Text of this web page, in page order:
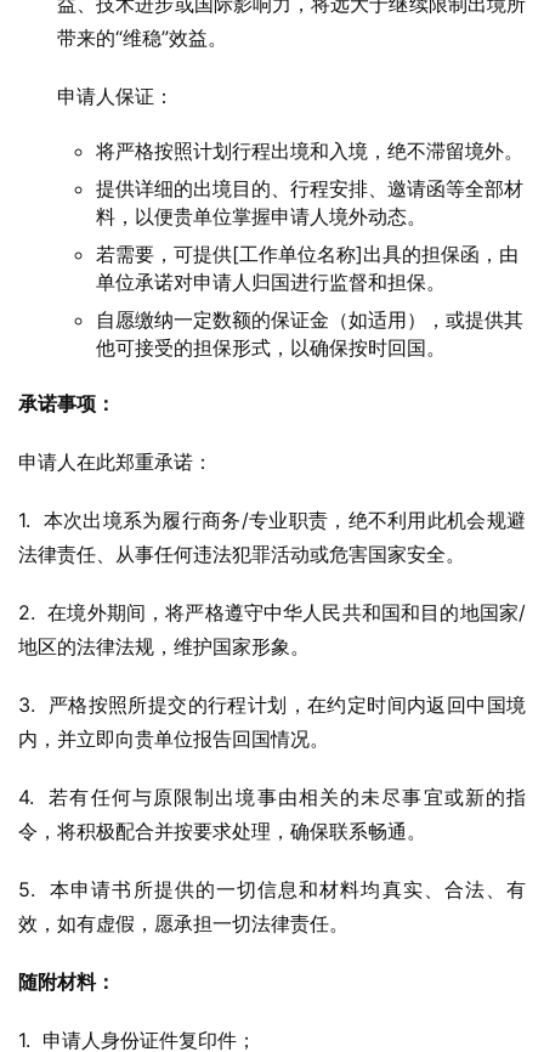
带来的“维稳”效益。
申请人保证：
将严格按照计划行程出境和入境，绝不滞留境外。
提供详细的出境目的、行程安排、邀请函等全部材
料，以便贵单位掌握申请人境外动态。
若需要，可提供[工作单位名称]出具的担保函，由
单位承诺对申请人归国进行监督和担保。
自愿缴纳一定数额的保证金（如适用），或提供其
他可接受的担保形式，以确保按时回国。
承诺事项：
申请人在此郑重承诺：
1.  本次出境系为履行商务/专业职责，绝不利用此机会规避
法律责任、从事任何违法犯罪活动或危害国家安全。
2.  在境外期间，将严格遵守中华人民共和国和目的地国家/
地区的法律法规，维护国家形象。
3.  严格按照所提交的行程计划，在约定时间内返回中国境
内，并立即向贵单位报告回国情况。
4.  若有任何与原限制出境事由相关的未尽事宜或新的指
令，将积极配合并按要求处理，确保联系畅通。
5.  本申请书所提供的一切信息和材料均真实、合法、有
效，如有虚假，愿承担一切法律责任。
随附材料：
1.  申请人身份证件复印件；